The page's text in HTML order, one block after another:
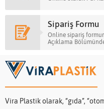
Sipariş Formu
Online sipariş
Açıklama
Vira Plastik olarak, “gıda”,